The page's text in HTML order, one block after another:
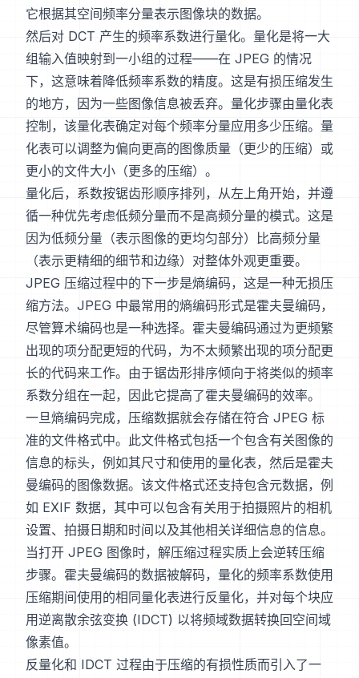
它根据其空间频率分量表示图像块的数据。
然后对 DCT 产生的频率系数进行量化。量化是将一大
组输入值映射到一小组的过程——在 JPEG 的情况
下，这意味着降低频率系数的精度。这是有损压缩发生
的地方，因为一些图像信息被丢弃。量化步骤由量化表
控制，该量化表确定对每个频率分量应用多少压缩。量
化表可以调整为偏向更高的图像质量（更少的压缩）或
更小的文件大小（更多的压缩）。
量化后，系数按锯齿形顺序排列，从左上角开始，并遵
循一种优先考虑低频分量而不是高频分量的模式。这是
因为低频分量（表示图像的更均匀部分）比高频分量
（表示更精细的细节和边缘）对整体外观更重要。
JPEG 压缩过程中的下一步是熵编码，这是一种无损压
缩方法。JPEG 中最常用的熵编码形式是霍夫曼编码，
尽管算术编码也是一种选择。霍夫曼编码通过为更频繁
出现的项分配更短的代码，为不太频繁出现的项分配更
长的代码来工作。由于锯齿形排序倾向于将类似的频率
系数分组在一起，因此它提高了霍夫曼编码的效率。
一旦熵编码完成，压缩数据就会存储在符合 JPEG 标
准的文件格式中。此文件格式包括一个包含有关图像的
信息的标头，例如其尺寸和使用的量化表，然后是霍夫
曼编码的图像数据。该文件格式还支持包含元数据，例
如 EXIF 数据，其中可以包含有关用于拍摄照片的相机
设置、拍摄日期和时间以及其他相关详细信息的信息。
当打开 JPEG 图像时，解压缩过程实质上会逆转压缩
步骤。霍夫曼编码的数据被解码，量化的频率系数使用
压缩期间使用的相同量化表进行反量化，并对每个块应
用逆离散余弦变换 (IDCT) 以将频域数据转换回空间域
像素值。
反量化和 IDCT 过程由于压缩的有损性质而引入了一